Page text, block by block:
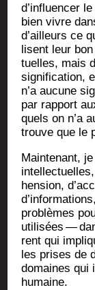
d’influencer
bien vivre
d’ailleurs ce
lisent leur
tuelles, mais
signi­fi­ca­tion,
n’a aucune
par rap­port
quels on n’a
trouve que le
Main­te­nant,
hen­sion,
pro­blèmes
uti­li­sées —
rent qui
les prises de
domaines qui
humaine.